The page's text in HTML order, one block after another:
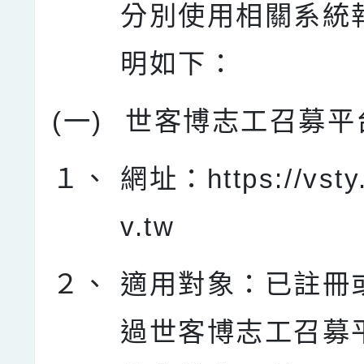
分別使用相關系統
明如下：
(一)
世客博志工召募平
１、
網址：https://
v.tw
２、
適用對象：已註冊
過世客博志工召募